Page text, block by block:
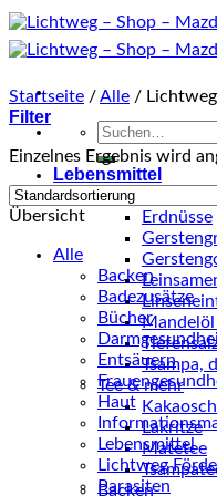
Zum
Inhalt
springen
Suche
nach:
Lebensmittel
Küche
Erdnüsse
Tsampa,
Tee & mehr
Lakritze
Matetee
Backen
Startseite /Alle /
Filter
Einzelnes Ergebnis wird
Übersicht
Alle
Backen
Badezusätze
Bücher
Entsäuern
Haut
Lebensmittel
Lichtweg
Parasiten